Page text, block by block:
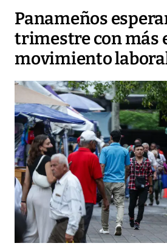
Panameños
trimestre con más
movimiento